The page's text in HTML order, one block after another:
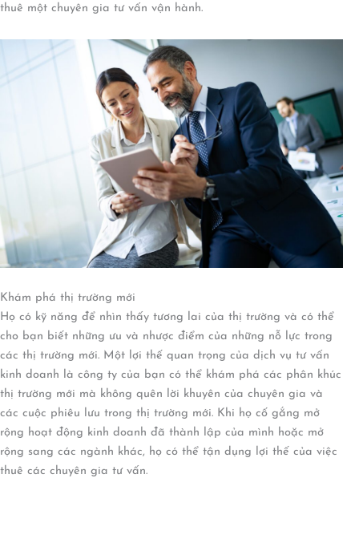
thuê một chuyên gia tư vấn vận hành.
Khám phá thị trường mới
Họ có kỹ năng để nhìn thấy tương lai của thị trường và có thể
cho bạn biết những ưu và nhược điểm của những nỗ lực trong
các thị trường mới. Một lợi thế quan trọng của dịch vụ tư vấn
kinh doanh là công ty của bạn có thể khám phá các phân khúc
thị trường mới mà không quên lời khuyên của chuyên gia và
các cuộc phiêu lưu trong thị trường mới. Khi họ cố gắng mở
rộng hoạt động kinh doanh đã thành lập của mình hoặc mở
rộng sang các ngành khác, họ có thể tận dụng lợi thế của việc
thuê các chuyên gia tư vấn.